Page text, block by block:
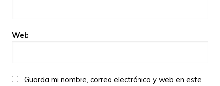
Web
Guarda mi nombre, correo electrónico y web en este